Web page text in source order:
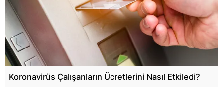
Koronavirüs Çalışanların Ücretlerini Nasıl Etkiledi?